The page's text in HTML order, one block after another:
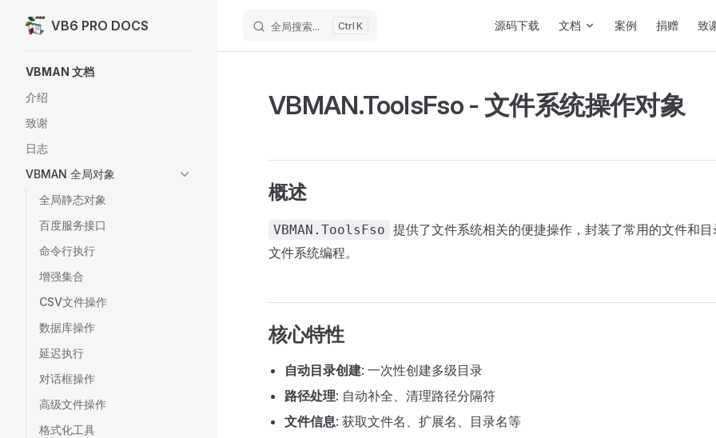
Skip to content
VB6 PRO DOCS 全局搜索... K 源码下载 文档 案例 捐赠 致
VBMAN 文档
介绍
致谢
日志
VBMAN 全局对象
全局静态对象
百度服务接口
命令行执行
增强集合
CSV文件操作
数据库操作
延迟执行
对话框操作
高级文件操作
格式化工具
VBMAN.ToolsFso - 文件系统操作对象
概述
VBMAN.ToolsFso 提供了文件系统相关的便捷操作，封装了常用的文件和
文件系统编程。
核心特性
自动目录创建: 一次性创建多级目录
路径处理: 自动补全、清理路径分隔符
文件信息: 获取文件名、扩展名、目录名等